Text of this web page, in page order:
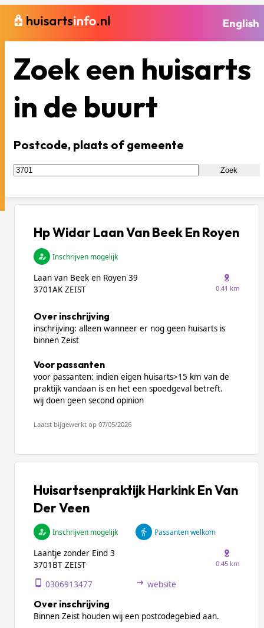
English
Zoek een huisarts
in de buurt
Postcode, plaats of gemeente
Zoek
Hp Widar Laan Van Beek En Royen
Inschrijven mogelijk
Laan van Beek en Royen 39
3701AK ZEIST
0.41 km
Over inschrijving
inschrijving: alleen wanneer er nog geen huisarts is
binnen Zeist
Voor passanten
voor passanten: indien eigen huisarts>15 km van de
praktijk vandaan is en het een spoedgeval betreft.
wij doen geen second opinion
Laatst bijgewerkt op 07/05/2026
Huisartsenpraktijk Harkink En Van
Der Veen
Inschrijven mogelijk Passanten welkom
Laantje zonder Eind 3
3701BT ZEIST
0.45 km
0306913477 website
Over inschrijving
Binnen Zeist houden wij een postcodegebied aan.